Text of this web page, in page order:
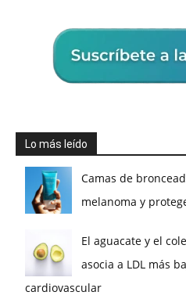
Lo más leído
Camas de
melanoma y
El aguacate y el
asocia a LDL más
cardiovascular